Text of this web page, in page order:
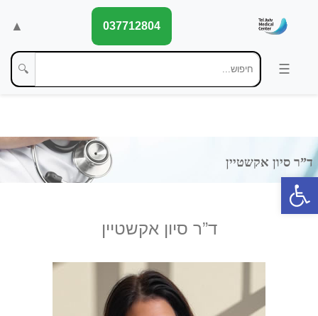
פתח סרגל נגישות
▲ 037712804
🔍
ד”ר סיון אקשטיין